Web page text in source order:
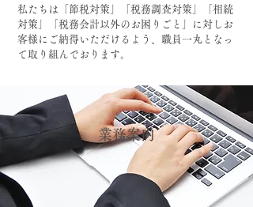
​ 私たちは「節税対策」「税務調査対策」「相続
対策」「税務会計以外のお困りごと」に対しお
客様にご納得いただけるよう、職員一丸となっ
て取り組んでおります。
​業務案内